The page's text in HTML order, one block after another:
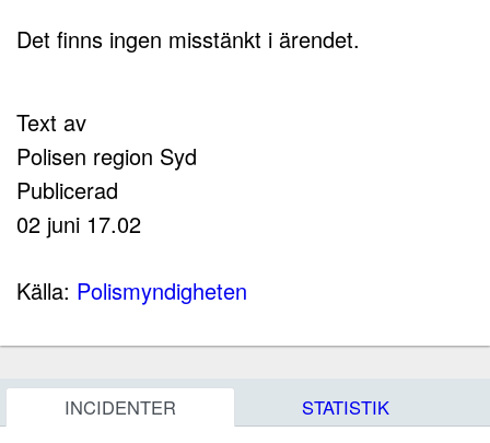
Det finns ingen misstänkt i ärendet.
Text av
Polisen region Syd
Publicerad
02 juni 17.02
Källa: Polismyndigheten
INCIDENTER STATISTIK